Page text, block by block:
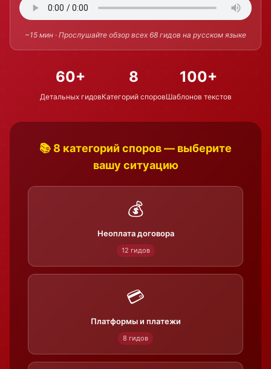
~15 мин · Прослушайте обзор всех 68 гидов на русском языке
60+
Детальных гидов
8
Категорий споров
100+
Шаблонов текстов
📚 8 категорий споров — выберите
вашу ситуацию
💰
Неоплата договора
12 гидов
💳
Платформы и платежи
8 гидов